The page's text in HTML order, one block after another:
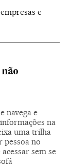
e
não
navega e
na
uma trilha
pessoa no
sem se